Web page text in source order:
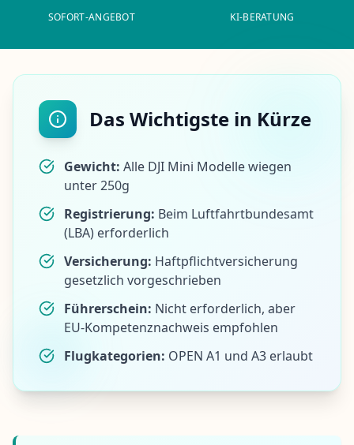
SOFORT-ANGEBOT KI-BERATUNG
Das Wichtigste in Kürze
Gewicht: Alle DJI Mini Modelle wiegen
unter 250g
Registrierung: Beim Luftfahrtbundesamt
(LBA) erforderlich
Versicherung: Haftpflichtversicherung
gesetzlich vorgeschrieben
Führerschein: Nicht erforderlich, aber
EU-Kompetenznachweis empfohlen
Flugkategorien: OPEN A1 und A3 erlaubt